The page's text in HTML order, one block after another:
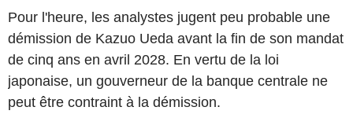
Pour l'heure, les analystes jugent peu probable une
démission de Kazuo Ueda avant la fin de son mandat
de cinq ans en avril 2028. En vertu de la loi
japonaise, un gouverneur de la banque centrale ne
peut être contraint à la démission.